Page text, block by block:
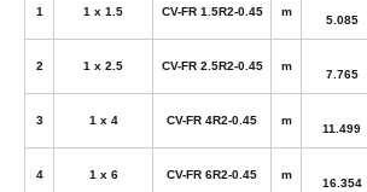
1 1 x 1.5 CV-FR 1.5R2-0.45 m
5.085
2 1 x 2.5 CV-FR 2.5R2-0.45 m
7.765
3 1 x 4 CV-FR 4R2-0.45 m
11.499
4 1 x 6 CV-FR 6R2-0.45 m
16.354